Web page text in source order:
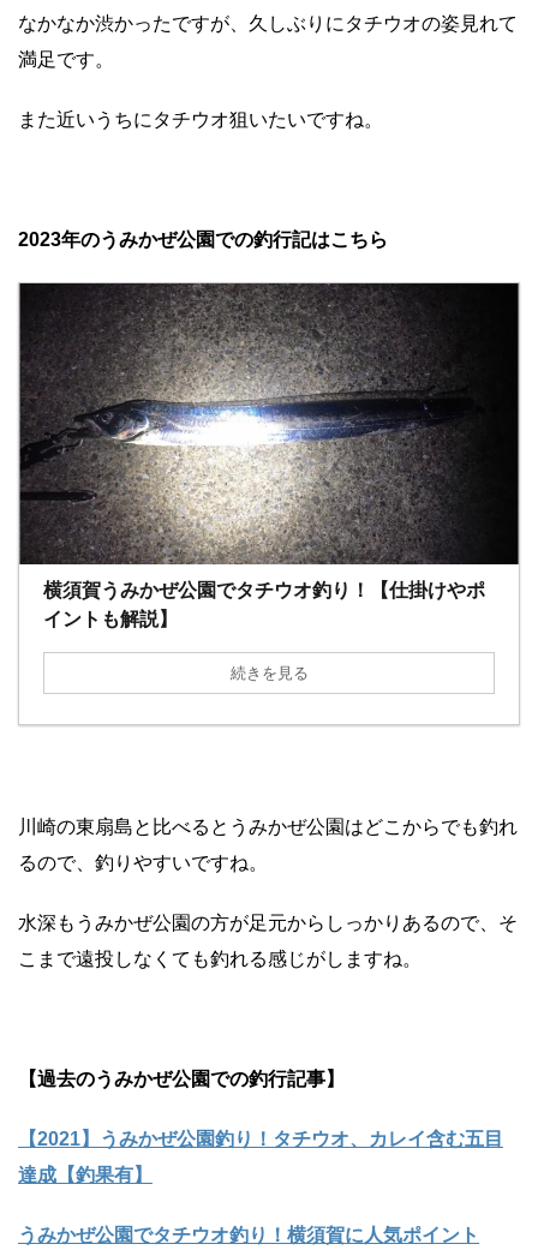
なかなか渋かったですが、久しぶりにタチウオの姿見れて
満足です。
また近いうちにタチウオ狙いたいですね。
2023年のうみかぜ公園での釣行記はこちら
横須賀うみかぜ公園でタチウオ釣り！【仕掛けやポ
イントも解説】
続きを見る
川崎の東扇島と比べるとうみかぜ公園はどこからでも釣れ
るので、釣りやすいですね。
水深もうみかぜ公園の方が足元からしっかりあるので、そ
こまで遠投しなくても釣れる感じがしますね。
【過去のうみかぜ公園での釣行記事】
【2021】うみかぜ公園釣り！タチウオ、カレイ含む五目
達成【釣果有】
うみかぜ公園でタチウオ釣り！横須賀に人気ポイント